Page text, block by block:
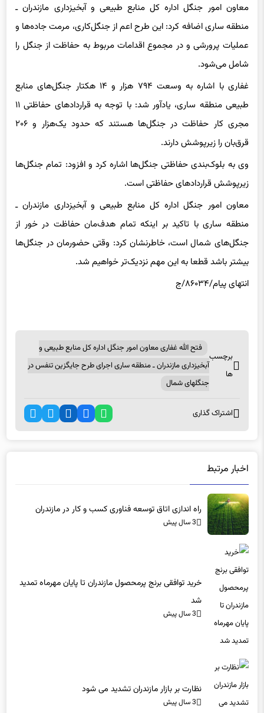
معاون امور جنگل اداره کل منابع طبیعی و آبخیزداری مازندران ـ
منطقه ساری اضافه کرد: این طرح اعم از جنگل‌کاری، مرمت جاده‌ها و
عملیات پرورشی و در مجموع اقدامات مربوط به حفاظت از جنگل را
شامل می‌شود.
غفاری با اشاره به وسعت ۷۹۴ هزار و ۱۴ هکتار جنگل‌های منابع
طبیعی منطقه ساری، یادآور شد: با توجه به قراردادهای حفاظتی ۱۱
مجری کار حفاظت در جنگل‌ها هستند که حدود یک‌هزار و ۲۰۶
قرق‌بان را زیرپوشش دارند.
وی به بلوک‌بندی حفاظتی جنگل‌ها اشاره کرد و افزود: تمام جنگل‌ها
زیرپوشش قراردادهای حفاظتی است.
معاون امور جنگل اداره کل منابع طبیعی و آبخیزداری مازندران ـ
منطقه ساری با تاکید بر اینکه تمام هدف‌مان حفاظت در خور از
جنگل‌های شمال است، خاطرنشان کرد: وقتی حضورمان در جنگل‌ها
بیشتر باشد قطعا به این مهم نزدیک‌تر خواهیم شد.
انتهای پیام/۸۶۰۳۴/ج
برچسب
ها
فتح الله غفاری معاون امور جنگل اداره کل منابع طبیعی و
آبخیزداری مازندران ـ منطقه ساری اجرای طرح جایگزین تنفس در
جنگلهای شمال
اشتراک گذاری
اخبار مرتبط
راه اندازی اتاق توسعه فناوری کسب و کار در مازندران
3 سال پیش
خرید توافقی برنج پرمحصول مازندران تا پایان مهرماه تمدید
شد
3 سال پیش
نظارت بر بازار مازندران تشدید می شود
3 سال پیش